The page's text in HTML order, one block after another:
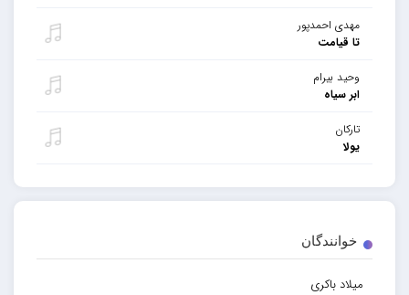
مهدی احمدپور
تا قیامت
وحید بیرام
ابر سیاه
تارکان
یولا
خوانندگان
میلاد باکری